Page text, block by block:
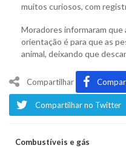
muitos curiosos, com
Moradores informaram que
orientação é para que as
animal, deixando que
Compartilhar
Compartilhar no Twitter
Combustíveis e gás